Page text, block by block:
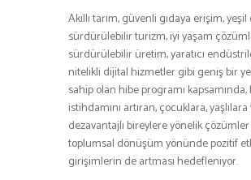
Akıllı tarım, güvenli gıdaya erişim,
sürdürülebilir turizm, iyi yaşam
sürdürülebilir üretim, yaratıcı
nitelikli dijital hizmetler gibi geniş bir
sahip olan hibe programı kapsamında,
istihdamını artıran, çocuklara, yaşlılara
dezavantajlı bireylere yönelik
toplumsal dönüşüm yönünde pozitif
girişimlerin de artması hedefleniyor.